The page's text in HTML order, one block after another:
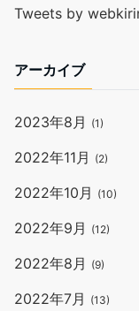
Tweets by
アーカイブ
2023年8月 (1)
2022年11月 (2)
2022年10月 (10)
2022年9月 (12)
2022年8月 (9)
2022年7月 (13)